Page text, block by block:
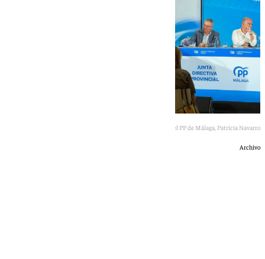
La presidenta del PP de Málaga, Patricia Navarro
Archivo